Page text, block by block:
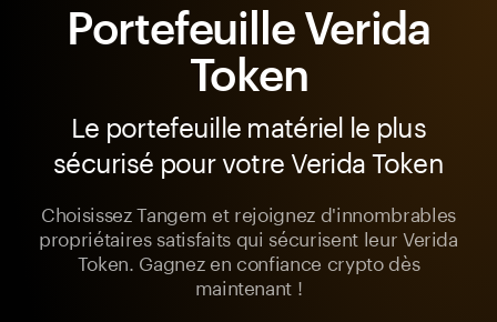
Portefeuille Verida
Token
Le portefeuille matériel le plus
sécurisé pour votre Verida Token
Choisissez Tangem et rejoignez d'innombrables
propriétaires satisfaits qui sécurisent leur Verida
Token. Gagnez en confiance crypto dès
maintenant !